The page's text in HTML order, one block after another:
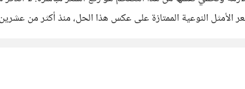
الأمثل النوعية الممتازة على عكس هذا الحل، منذ أكثر من